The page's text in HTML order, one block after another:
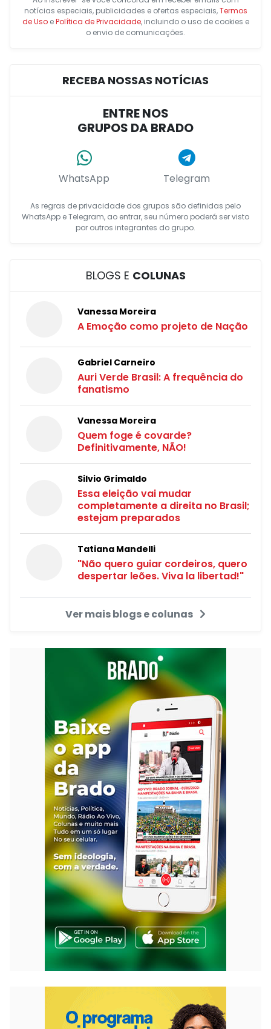
notícias especiais, publicidades e ofertas especiais,Termos
de UsoePolítica de Privacidade, incluindo o uso de cookies e
o envio de comunicações.
RECEBA NOSSAS NOTÍCIAS
ENTRE NOS
GRUPOS DA BRADO
WhatsApp Telegram
As regras de privacidade dos grupos são definidas pelo
WhatsApp e Telegram, ao entrar, seu número poderá ser visto
por outros integrantes do grupo.
BLOGS E COLUNAS
Vanessa Moreira
A Emoção como projeto de Nação
Gabriel Carneiro
Auri Verde Brasil: A frequência do
fanatismo
Vanessa Moreira
Quem foge é covarde?
Definitivamente, NÃO!
Silvio Grimaldo
Essa eleição vai mudar
completamente a direita no Brasil;
estejam preparados
Tatiana Mandelli
"Não quero guiar cordeiros, quero
despertar leões. Viva la libertad!"
Ver mais blogs e colunas